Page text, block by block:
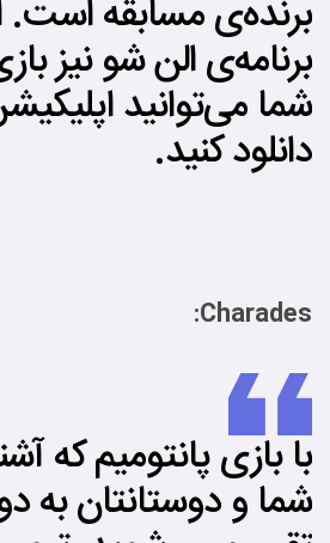
برنده‌ی مسابقه است.
برنامه‌ی الن شو نیز
شما می‌توانید
دانلود کنید.
Charades:
با بازی پانتومیم که
شما و دوستانتان به